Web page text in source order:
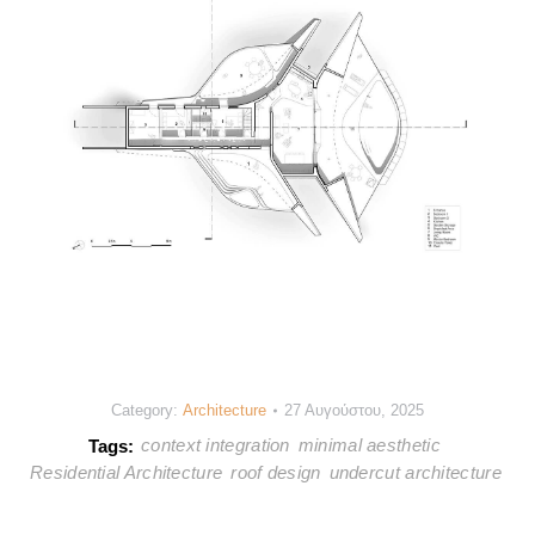
Category: Architecture 27 Αυγούστου, 2025
Tags: context integration minimal aesthetic
Residential Architecture roof design undercut architecture